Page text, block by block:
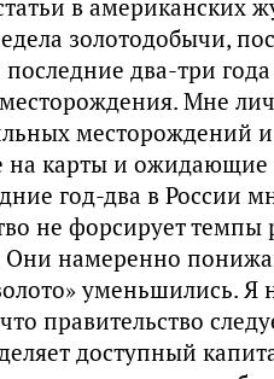
в американских
золотодобычи,
два-три
Мне
месторождений
на карты и ожидающие
год-два в России
не форсирует темпы
Они намеренно
уменьшились.
правительство
доступный